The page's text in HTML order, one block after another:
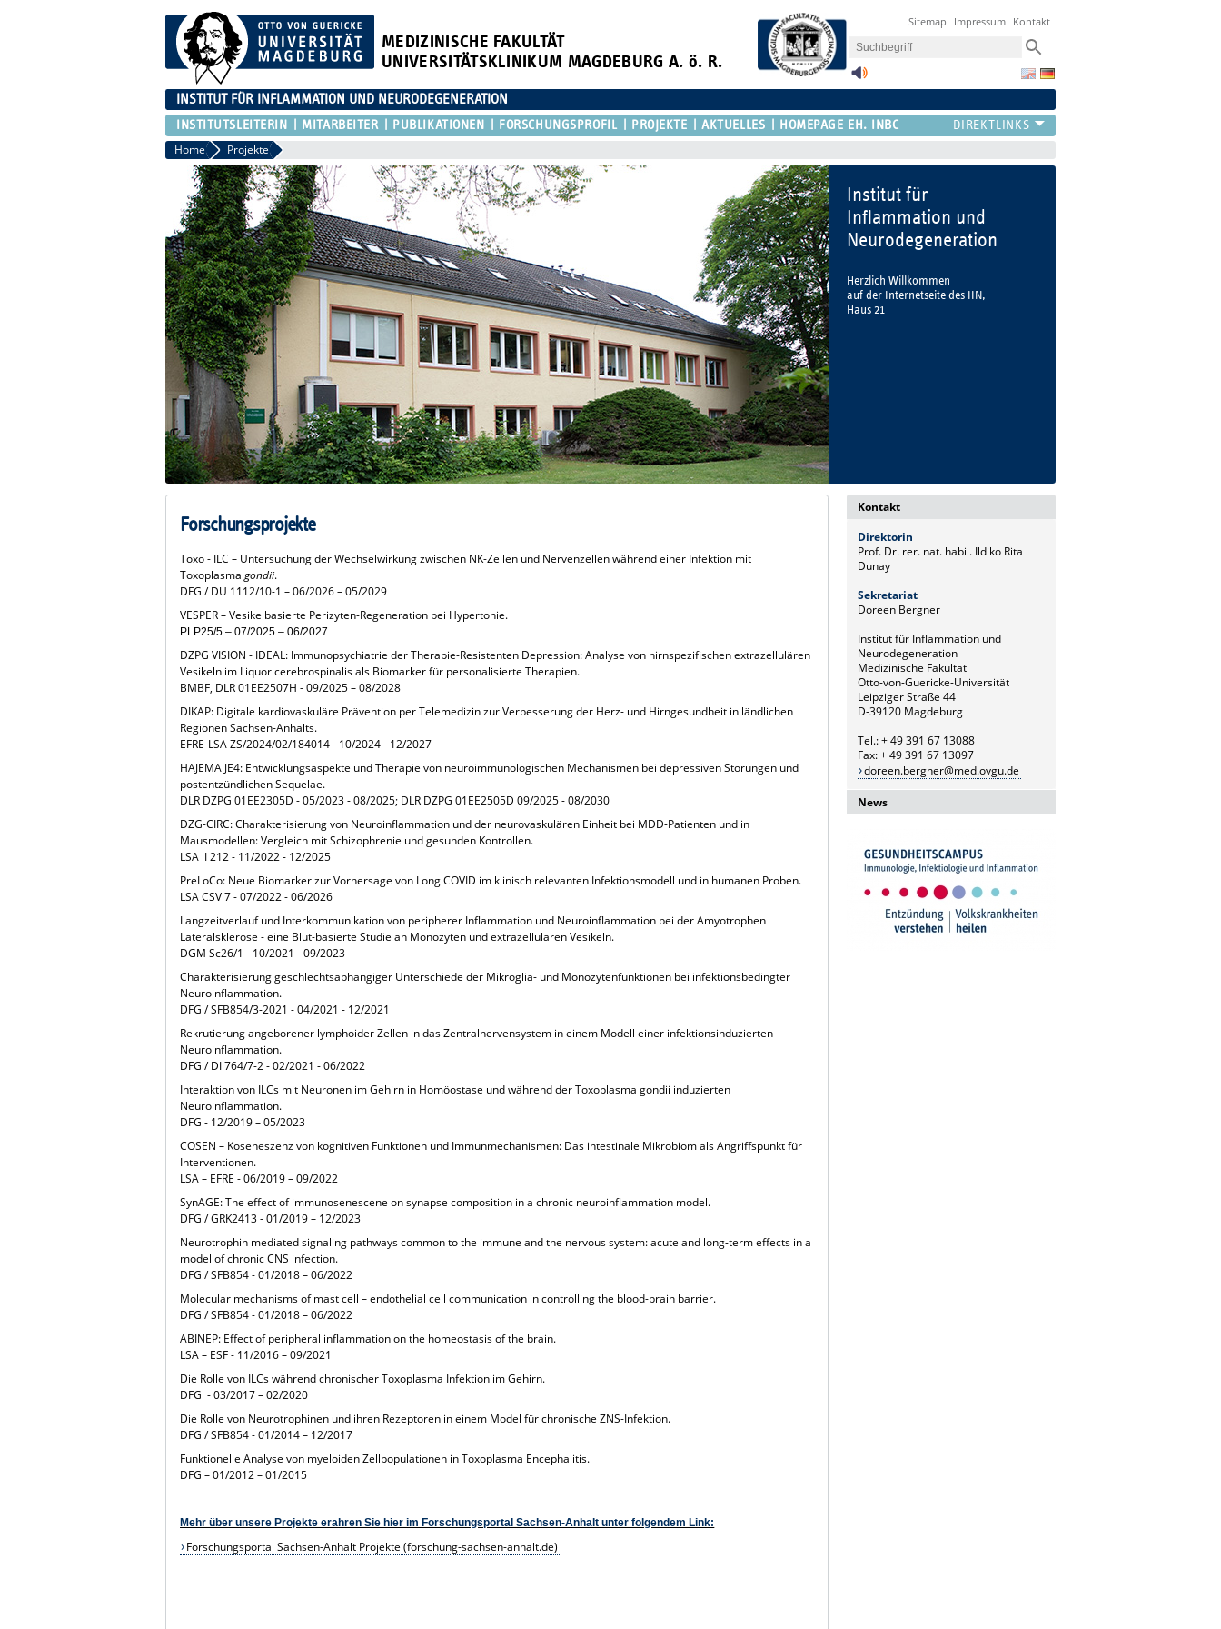
MEDIZINISCHE FAKULTÄT
UNIVERSITÄTSKLINIKUM MAGDEBURG A. ö. R.
Sitemap Impressum Kontakt
INSTITUT FÜR INFLAMMATION UND NEURODEGENERATION
INSTITUTSLEITERIN MITARBEITER PUBLIKATIONEN FORSCHUNGSPROFIL PROJEKTE AKTUELLES HOMEPAGE EH. INBC
Home Projekte
Institut für
Inflammation und
Neurodegeneration
Herzlich Willkommen
auf der Internetseite des IIN,
Haus 21
Forschungsprojekte
Toxo - ILC – Untersuchung der Wechselwirkung zwischen NK-Zellen und Nervenzellen während einer Infektion mit
Toxoplasmagondii.
DFG / DU 1112/10-1 – 06/2026 – 05/2029
VESPER – Vesikelbasierte Perizyten-Regeneration bei Hypertonie.
PLP25/5 – 07/2025 – 06/2027
DZPG VISION - IDEAL: Immunopsychiatrie der Therapie-Resistenten Depression: Analyse von hirnspezifischen extrazellulären
Vesikeln im Liquor cerebrospinalis als Biomarker für personalisierte Therapien.
BMBF, DLR 01EE2507H - 09/2025 – 08/2028
DIKAP: Digitale kardiovaskuläre Prävention per Telemedizin zur Verbesserung der Herz- und Hirngesundheit in ländlichen
Regionen Sachsen-Anhalts.
EFRE-LSA ZS/2024/02/184014 - 10/2024 - 12/2027
HAJEMA JE4: Entwicklungsaspekte und Therapie von neuroimmunologischen Mechanismen bei depressiven Störungen und
postentzündlichen Sequelae.
DLR DZPG 01EE2305D - 05/2023 - 08/2025; DLR DZPG 01EE2505D 09/2025 - 08/2030
DZG-CIRC: Charakterisierung von Neuroinflammation und der neurovaskulären Einheit bei MDD-Patienten und in
Mausmodellen: Vergleich mit Schizophrenie und gesunden Kontrollen.
LSA I 212 - 11/2022 - 12/2025
PreLoCo: Neue Biomarker zur Vorhersage von Long COVID im klinisch relevanten Infektionsmodell und in humanen Proben.
LSA CSV 7 - 07/2022 - 06/2026
Langzeitverlauf und Interkommunikation von peripherer Inflammation und Neuroinflammation bei der Amyotrophen
Lateralsklerose - eine Blut-basierte Studie an Monozyten und extrazellulären Vesikeln.
DGM Sc26/1 - 10/2021 - 09/2023
Charakterisierung geschlechtsabhängiger Unterschiede der Mikroglia- und Monozytenfunktionen bei infektionsbedingter
Neuroinflammation.
DFG / SFB854/3-2021 - 04/2021 - 12/2021
Rekrutierung angeborener lymphoider Zellen in das Zentralnervensystem in einem Modell einer infektionsinduzierten
Neuroinflammation.
DFG / DI 764/7-2 - 02/2021 - 06/2022
Interaktion von ILCs mit Neuronen im Gehirn in Homöostase und während der Toxoplasma gondii induzierten
Neuroinflammation.
DFG - 12/2019 – 05/2023
COSEN – Koseneszenz von kognitiven Funktionen und Immunmechanismen: Das intestinale Mikrobiom als Angriffspunkt für
Interventionen.
LSA – EFRE - 06/2019 – 09/2022
SynAGE: The effect of immunosenescene on synapse composition in a chronic neuroinflammation model.
DFG / GRK2413 - 01/2019 – 12/2023
Neurotrophin mediated signaling pathways common to the immune and the nervous system: acute and long-term effects in a
model of chronic CNS infection.
DFG / SFB854 - 01/2018 – 06/2022
Molecular mechanisms of mast cell – endothelial cell communication in controlling the blood-brain barrier.
DFG / SFB854 - 01/2018 – 06/2022
ABINEP: Effect of peripheral inflammation on the homeostasis of the brain.
LSA – ESF - 11/2016 – 09/2021
Die Rolle von ILCs während chronischer Toxoplasma Infektion im Gehirn.
DFG - 03/2017 – 02/2020
Die Rolle von Neurotrophinen und ihren Rezeptoren in einem Model für chronische ZNS-Infektion.
DFG / SFB854 - 01/2014 – 12/2017
Funktionelle Analyse von myeloiden Zellpopulationen in Toxoplasma Encephalitis.
DFG – 01/2012 – 01/2015
Mehr über unsere Projekte erahren Sie hier im Forschungsportal Sachsen-Anhalt unter folgendem Link:
Forschungsportal Sachsen-Anhalt Projekte (forschung-sachsen-anhalt.de)
Kontakt
Direktorin
Prof. Dr. rer. nat. habil. Ildiko Rita
Dunay
Sekretariat
Doreen Bergner
Institut für Inflammation und
Neurodegeneration
Medizinische Fakultät
Otto-von-Guericke-Universität
Leipziger Straße 44
D-39120 Magdeburg
Tel.: + 49 391 67 13088
Fax: + 49 391 67 13097
doreen.bergner@med.ovgu.de
News
Universität Magdeburg fördert
Forschungsnachwuchs in der
Medizin
07.07.2025
Früh erkennen, was später
schadet